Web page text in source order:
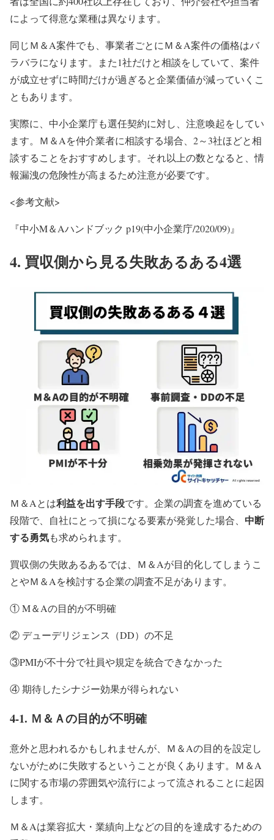
によって得意な業種は異なります。
同じＭ＆A案件でも、事業者ごとにＭ＆A案件の価格はバ
ラバラになります。また1社だけと相談をしていて、案件
が成立せずに時間だけが過ぎると企業価値が減っていくこ
ともあります。
実際に、中小企業庁も選任契約に対し、注意喚起をしてい
ます。Ｍ＆Aを仲介業者に相談する場合、2～3社ほどと相
談することをおすすめします。それ以上の数となると、情
報漏洩の危険性が高まるため注意が必要です。
<参考文献>
『中小M＆Aハンドブック p19(中小企業庁/2020/09)』
4. 買収側から見る失敗あるある4選
Ｍ＆Aとは利益を出す手段です。企業の調査を進めている
段階で、自社にとって損になる要素が発覚した場合、 中断
する勇気も求められます。
買収側の失敗あるあるでは、Ｍ＆Aが目的化してしまうこ
とやＭ＆Aを検討する企業の調査不足があります。
① M＆Aの目的が不明確
② デューデリジェンス（DD）の不足
③PMIが不十分で社員や規定を統合できなかった
④ 期待したシナジー効果が得られない
4-1. Ｍ＆Ａの目的が不明確
意外と思われるかもしれませんが、Ｍ＆Aの目的を設定し
ないがために失敗するということが良くあります。Ｍ＆A
に関する市場の雰囲気や流行によって流されることに起因
します。
Ｍ＆Aは業容拡大・業績向上などの目的を達成するための